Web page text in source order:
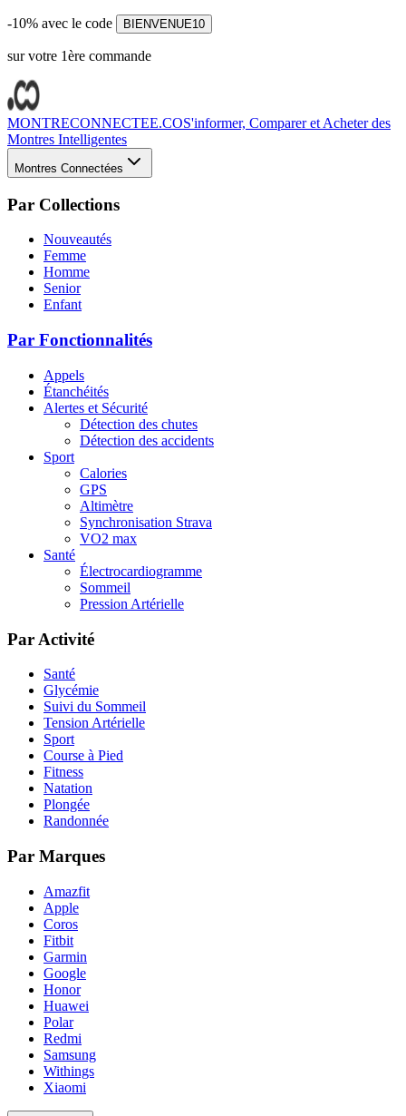
-10% avec le code BIENVENUE10
sur votre 1ère commande
MONTRECONNECTEE.COS'informer, Comparer et Acheter des
Montres Intelligentes
Montres Connectées
Par Collections
Nouveautés
Femme
Homme
Senior
Enfant
Par Fonctionnalités
Appels
Étanchéités
Alertes et Sécurité
Détection des chutes
Détection des accidents
Sport
Calories
GPS
Altimètre
Synchronisation Strava
VO2 max
Santé
Électrocardiogramme
Sommeil
Pression Artérielle
Par Activité
Santé
Glycémie
Suivi du Sommeil
Tension Artérielle
Sport
Course à Pied
Fitness
Natation
Plongée
Randonnée
Par Marques
Amazfit
Apple
Coros
Fitbit
Garmin
Google
Honor
Huawei
Polar
Redmi
Samsung
Withings
Xiaomi